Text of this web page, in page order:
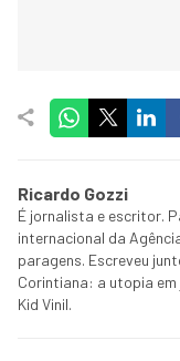
Ricardo Gozzi
É jornalista e escritor.
internacional da
paragens. Escreveu
Corintiana: a utopia
Kid Vinil.